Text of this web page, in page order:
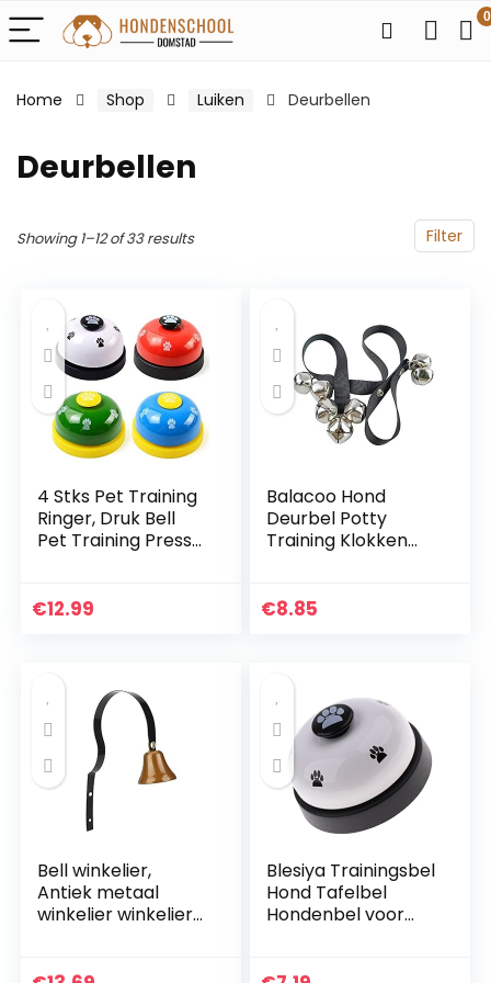
0
Home Shop Luiken Deurbellen
Deurbellen
Filter
Showing 1–12 of 33 results
4 Stks Pet Training
Ringer, Druk Bell
Pet Training Press
Training/Interactie
Interactie Bell
(Rood, Groen, Wit,
Blauw)
€12.99
Balacoo Hond
Deurbel Potty
Training Klokken
Training
€8.85
Bell winkelier,
Antiek metaal
winkelier winkelier
Blesiya Trainingsbel
Hond Tafelbel
Hondenbel voor